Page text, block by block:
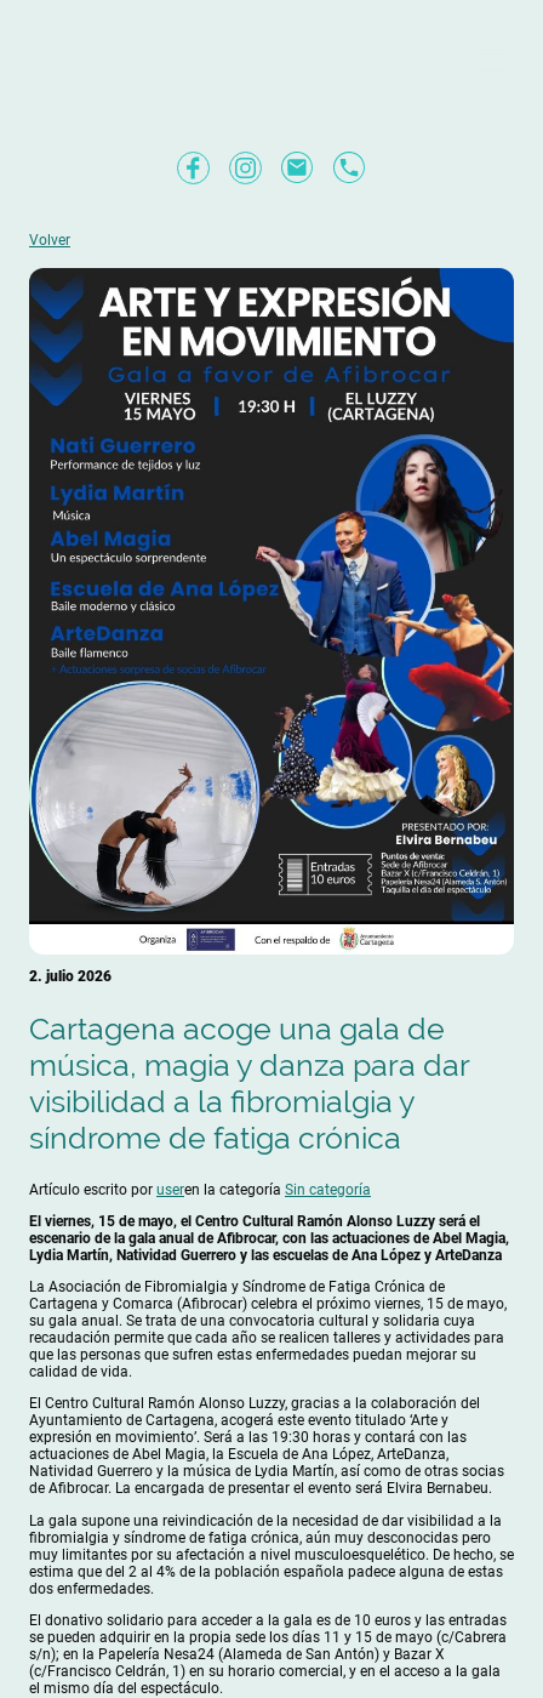
Volver
2. julio 2026
Cartagena acoge una gala de
música, magia y danza para dar
visibilidad a la fibromialgia y
síndrome de fatiga crónica
Artículo escrito por useren la categoría Sin categoría
El viernes, 15 de mayo, el Centro Cultural Ramón Alonso Luzzy será el
escenario de la gala anual de Afibrocar, con las actuaciones de Abel Magia,
Lydia Martín, Natividad Guerrero y las escuelas de Ana López y ArteDanza
La Asociación de Fibromialgia y Síndrome de Fatiga Crónica de
Cartagena y Comarca (Afibrocar) celebra el próximo viernes, 15 de mayo,
su gala anual. Se trata de una convocatoria cultural y solidaria cuya
recaudación permite que cada año se realicen talleres y actividades para
que las personas que sufren estas enfermedades puedan mejorar su
calidad de vida.
El Centro Cultural Ramón Alonso Luzzy, gracias a la colaboración del
Ayuntamiento de Cartagena, acogerá este evento titulado ‘Arte y
expresión en movimiento’. Será a las 19:30 horas y contará con las
actuaciones de Abel Magia, la Escuela de Ana López, ArteDanza,
Natividad Guerrero y la música de Lydia Martín, así como de otras socias
de Afibrocar. La encargada de presentar el evento será Elvira Bernabeu.
La gala supone una reivindicación de la necesidad de dar visibilidad a la
fibromialgia y síndrome de fatiga crónica, aún muy desconocidas pero
muy limitantes por su afectación a nivel musculoesquelético. De hecho, se
estima que del 2 al 4% de la población española padece alguna de estas
dos enfermedades.
El donativo solidario para acceder a la gala es de 10 euros y las entradas
se pueden adquirir en la propia sede los días 11 y 15 de mayo (c/Cabrera
s/n); en la Papelería Nesa24 (Alameda de San Antón) y Bazar X
(c/Francisco Celdrán, 1) en su horario comercial, y en el acceso a la gala
el mismo día del espectáculo.